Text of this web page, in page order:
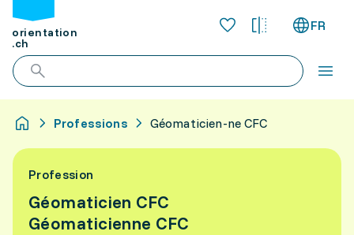
orientation
.ch
FR
Professions Géomaticien-ne CFC
Profession
Géomaticien CFC
Géomaticienne CFC